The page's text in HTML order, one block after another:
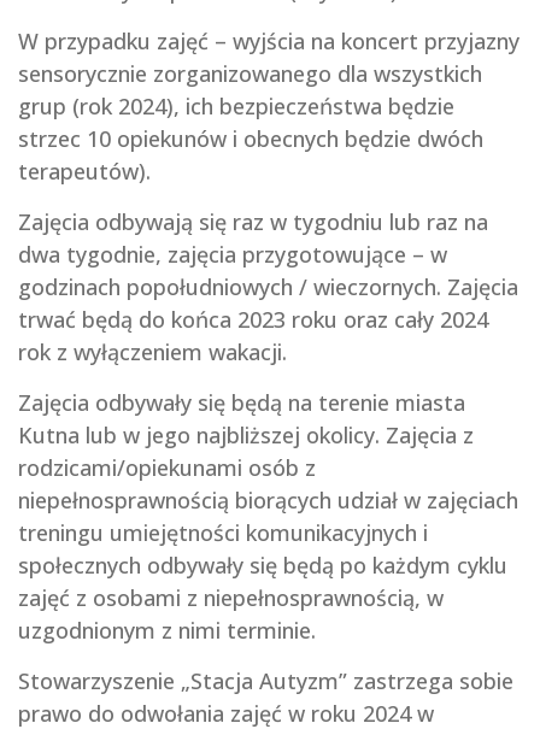
W przypadku zajęć – wyjścia na koncert przyjazny
sensorycznie zorganizowanego dla wszystkich
grup (rok 2024), ich bezpieczeństwa będzie
strzec 10 opiekunów i obecnych będzie dwóch
terapeutów).
Zajęcia odbywają się raz w tygodniu lub raz na
dwa tygodnie, zajęcia przygotowujące – w
godzinach popołudniowych / wieczornych. Zajęcia
trwać będą do końca 2023 roku oraz cały 2024
rok z wyłączeniem wakacji.
Zajęcia odbywały się będą na terenie miasta
Kutna lub w jego najbliższej okolicy. Zajęcia z
rodzicami/opiekunami osób z
niepełnosprawnością biorących udział w zajęciach
treningu umiejętności komunikacyjnych i
społecznych odbywały się będą po każdym cyklu
zajęć z osobami z niepełnosprawnością, w
uzgodnionym z nimi terminie.
Stowarzyszenie „Stacja Autyzm” zastrzega sobie
prawo do odwołania zajęć w roku 2024 w